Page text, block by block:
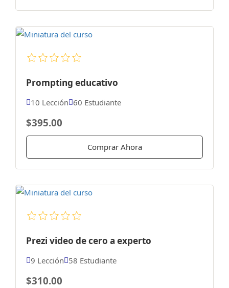
Prompting educativo
10 Lección 60 Estudiante
$395.00
Comprar Ahora
Prezi video de cero a experto
9 Lección 58 Estudiante
$310.00